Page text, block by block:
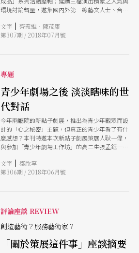
環境討論聲量，邀集國內外第一線藝文人士、台灣
狀、過去發展與未來可能，共同探討在此細緻分齡
下的群體，於劇場所能經驗的各種可能與未來性。
文字 | 齊義維、陳茂康
第307期 / 2018年07月號
專題
青少年劇場之後 淡淡瞎味的世
代對話
今年兩廳院的新點子劇展，推出為青少年觀眾而設
計的「心之秘密」主題，但真正的青少年看了有什
麼感想？本刊特邀本次新點子劇展策展人耿一偉，
與參加「青少年劇場工作坊」的高二生張孟鈺一起
「心之秘密」
文字 | 鄒欣寧
第306期 / 2018年06月號
評論座談 REVIEW
創造藝術？服務藝術家？
「關於策展這件事」座談摘要